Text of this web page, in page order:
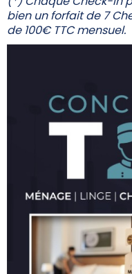
bien un forfait de 7
de 100€ TTC mensuel.